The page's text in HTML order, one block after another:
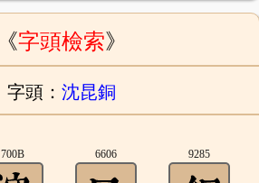
《字頭檢索》
字頭： 沈昆銅
700B 6606 9285